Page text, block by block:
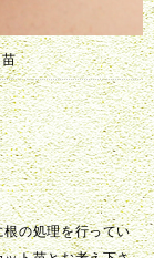
の処理を行ってい